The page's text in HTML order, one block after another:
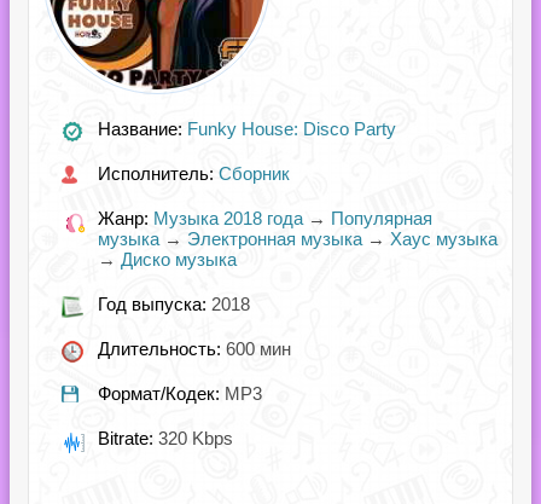
Название: Funky House: Disco Party
Исполнитель: Сборник
Жанр: Музыка 2018 года → Популярная
музыка → Электронная музыка → Хаус музыка
→ Диско музыка
Год выпуска: 2018
Длительность: 600 мин
Формат/Кодек: MP3
Bitrate: 320 Kbps